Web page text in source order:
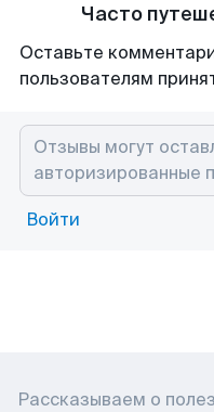
Часто
Оставьте
пользователям
Войти
Рассказываем о